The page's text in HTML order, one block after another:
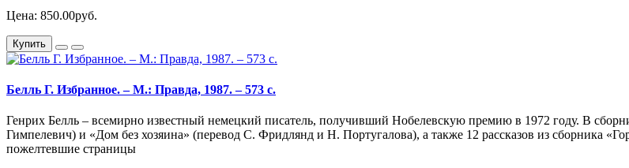
Цена: 850.00руб.
Купить
Белль Г. Избранное. – М.: Правда, 1987. – 573 с.
Генрих Белль – всемирно известный немецкий писатель, получивший Нобелевскую премию в 1972 году. В
Гимпелевич) и «Дом без хозяина» (перевод С. Фридлянд и Н. Португалова), а также 12 рассказов из сборника
пожелтевшие страницы